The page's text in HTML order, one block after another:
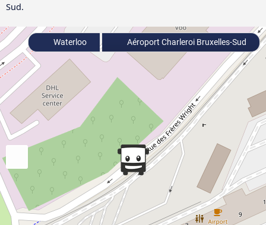
Sud.
Waterloo Aéroport Charleroi Bruxelles-Sud